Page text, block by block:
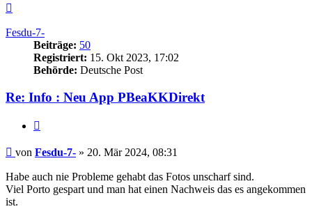
Fesdu-7-
Beiträge: 50
Registriert: 15. Okt 2023, 17:02
Behörde: Deutsche Post
Re: Info : Neu App PBeaKKDirekt
Beitrag
von Fesdu-7- » 20. Mär 2024, 08:31
Habe auch nie Probleme gehabt das Fotos unscharf sind.
Viel Porto gespart und man hat einen Nachweis das es angekommen
ist.